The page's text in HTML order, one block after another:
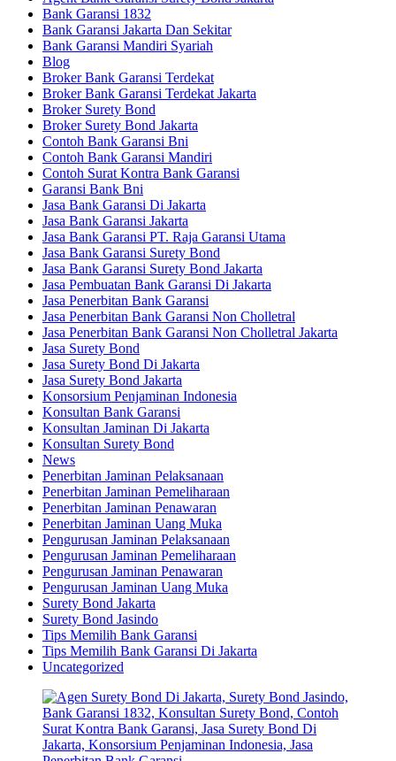
Bank Garansi 1832
Bank Garansi Jakarta Dan Sekitar
Bank Garansi Mandiri Syariah
Blog
Broker Bank Garansi Terdekat
Broker Bank Garansi Terdekat Jakarta
Broker Surety Bond
Broker Surety Bond Jakarta
Contoh Bank Garansi Bni
Contoh Bank Garansi Mandiri
Contoh Surat Kontra Bank Garansi
Garansi Bank Bni
Jasa Bank Garansi Di Jakarta
Jasa Bank Garansi Jakarta
Jasa Bank Garansi PT. Raja Garansi Utama
Jasa Bank Garansi Surety Bond
Jasa Bank Garansi Surety Bond Jakarta
Jasa Pembuatan Bank Garansi Di Jakarta
Jasa Penerbitan Bank Garansi
Jasa Penerbitan Bank Garansi Non Cholletral
Jasa Penerbitan Bank Garansi Non Cholletral Jakarta
Jasa Surety Bond
Jasa Surety Bond Di Jakarta
Jasa Surety Bond Jakarta
Konsorsium Penjaminan Indonesia
Konsultan Bank Garansi
Konsultan Jaminan Di Jakarta
Konsultan Surety Bond
News
Penerbitan Jaminan Pelaksanaan
Penerbitan Jaminan Pemeliharaan
Penerbitan Jaminan Penawaran
Penerbitan Jaminan Uang Muka
Pengurusan Jaminan Pelaksanaan
Pengurusan Jaminan Pemeliharaan
Pengurusan Jaminan Penawaran
Pengurusan Jaminan Uang Muka
Surety Bond Jakarta
Surety Bond Jasindo
Tips Memilih Bank Garansi
Tips Memilih Bank Garansi Di Jakarta
Uncategorized